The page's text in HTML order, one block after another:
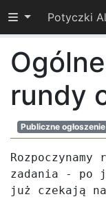
Przełącz
rundy
Publiczne ogłoszenie
zadania - po
już czekają